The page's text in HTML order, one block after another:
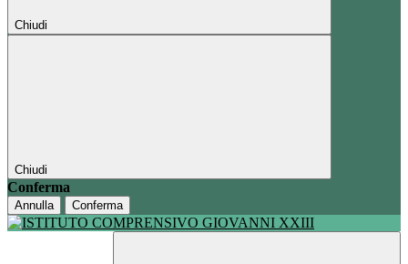
Chiudi
Chiudi
Conferma
Annulla Conferma